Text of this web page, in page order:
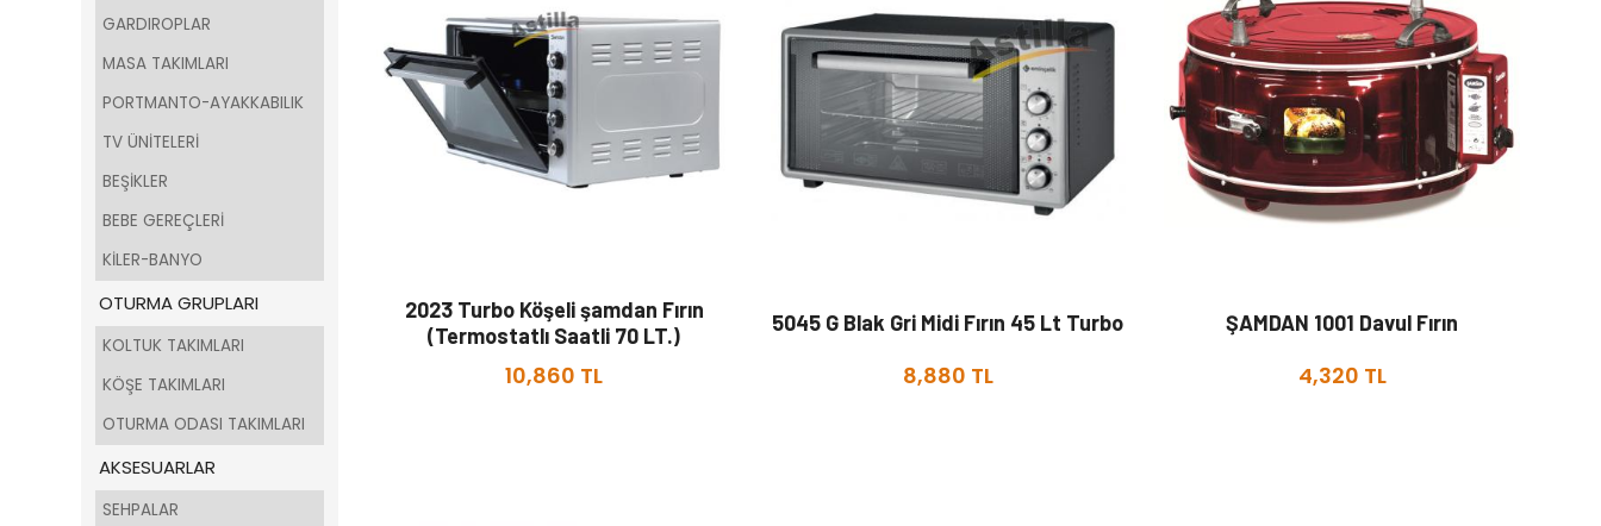
GARDIROPLAR
MASA TAKIMLARI
PORTMANTO-AYAKKABILIK
TV ÜNİTELERİ
BEŞİKLER
BEBE GEREÇLERİ
KİLER-BANYO
OTURMA GRUPLARI
KOLTUK TAKIMLARI
KÖŞE TAKIMLARI
OTURMA ODASI TAKIMLARI
AKSESUARLAR
SEHPALAR
2023 Turbo Köşeli şamdan Fırın
(Termostatlı Saatli 70 LT.)
10,860 TL
5045 G Blak Gri Midi Fırın 45 Lt Turbo
8,880 TL
ŞAMDAN 1001 Davul Fırın
4,320 TL